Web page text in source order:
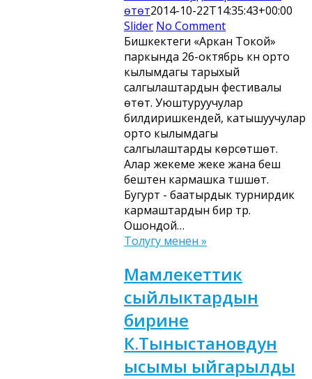
өтөт2014-10-22T14:35:43+00:00
Slider No Comment
Бишкектеги «Аркан Токой»
паркында 26-октябрь күнү орто
кылымдагы тарыхый
салгылаштардын фестивалы
өтөт. Уюштуруучулар
билдиришкендей, катышуучулар
орто кылымдагы
салгылаштарды көрсөтүшөт.
Алар жекеме жеке жана беш
бештен кармашка түшүшөт.
Бугурт - баатырдык турнирдик
кармаштардын бир түрү.
Ошондой…
Толугу менен »
Мамлекеттик
сыйлыктардын
бирине
К.Тыныстановдун
ысымы ыйгарылды